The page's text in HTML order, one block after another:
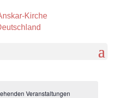
Veranstaltungen